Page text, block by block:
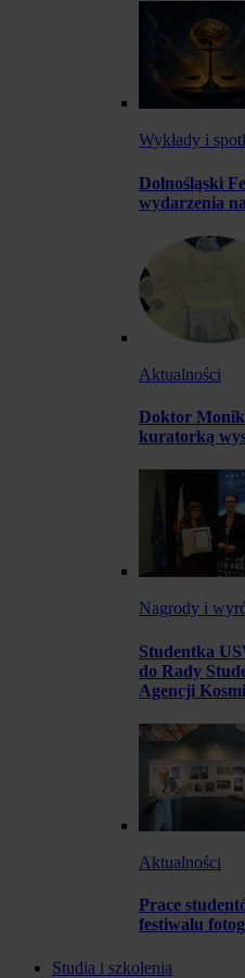
Wykłady i
Dolnośląski
wydarzenia
Aktualności
Doktor
kuratorką
Nagrody i
Studentka
do Rady
Agencji
Aktualności
Prace
festiwalu
Studia i szkolenia